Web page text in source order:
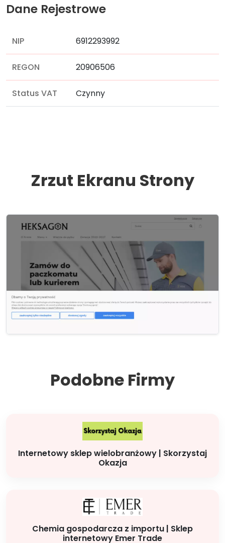
Dane Rejestrowe
NIP 6912293992
REGON 20906506
Status VAT Czynny
Zrzut Ekranu Strony
Podobne Firmy
Internetowy sklep wielobranżowy | Skorzystaj
Okazja
Chemia gospodarcza z importu | Sklep
internetowy Emer Trade